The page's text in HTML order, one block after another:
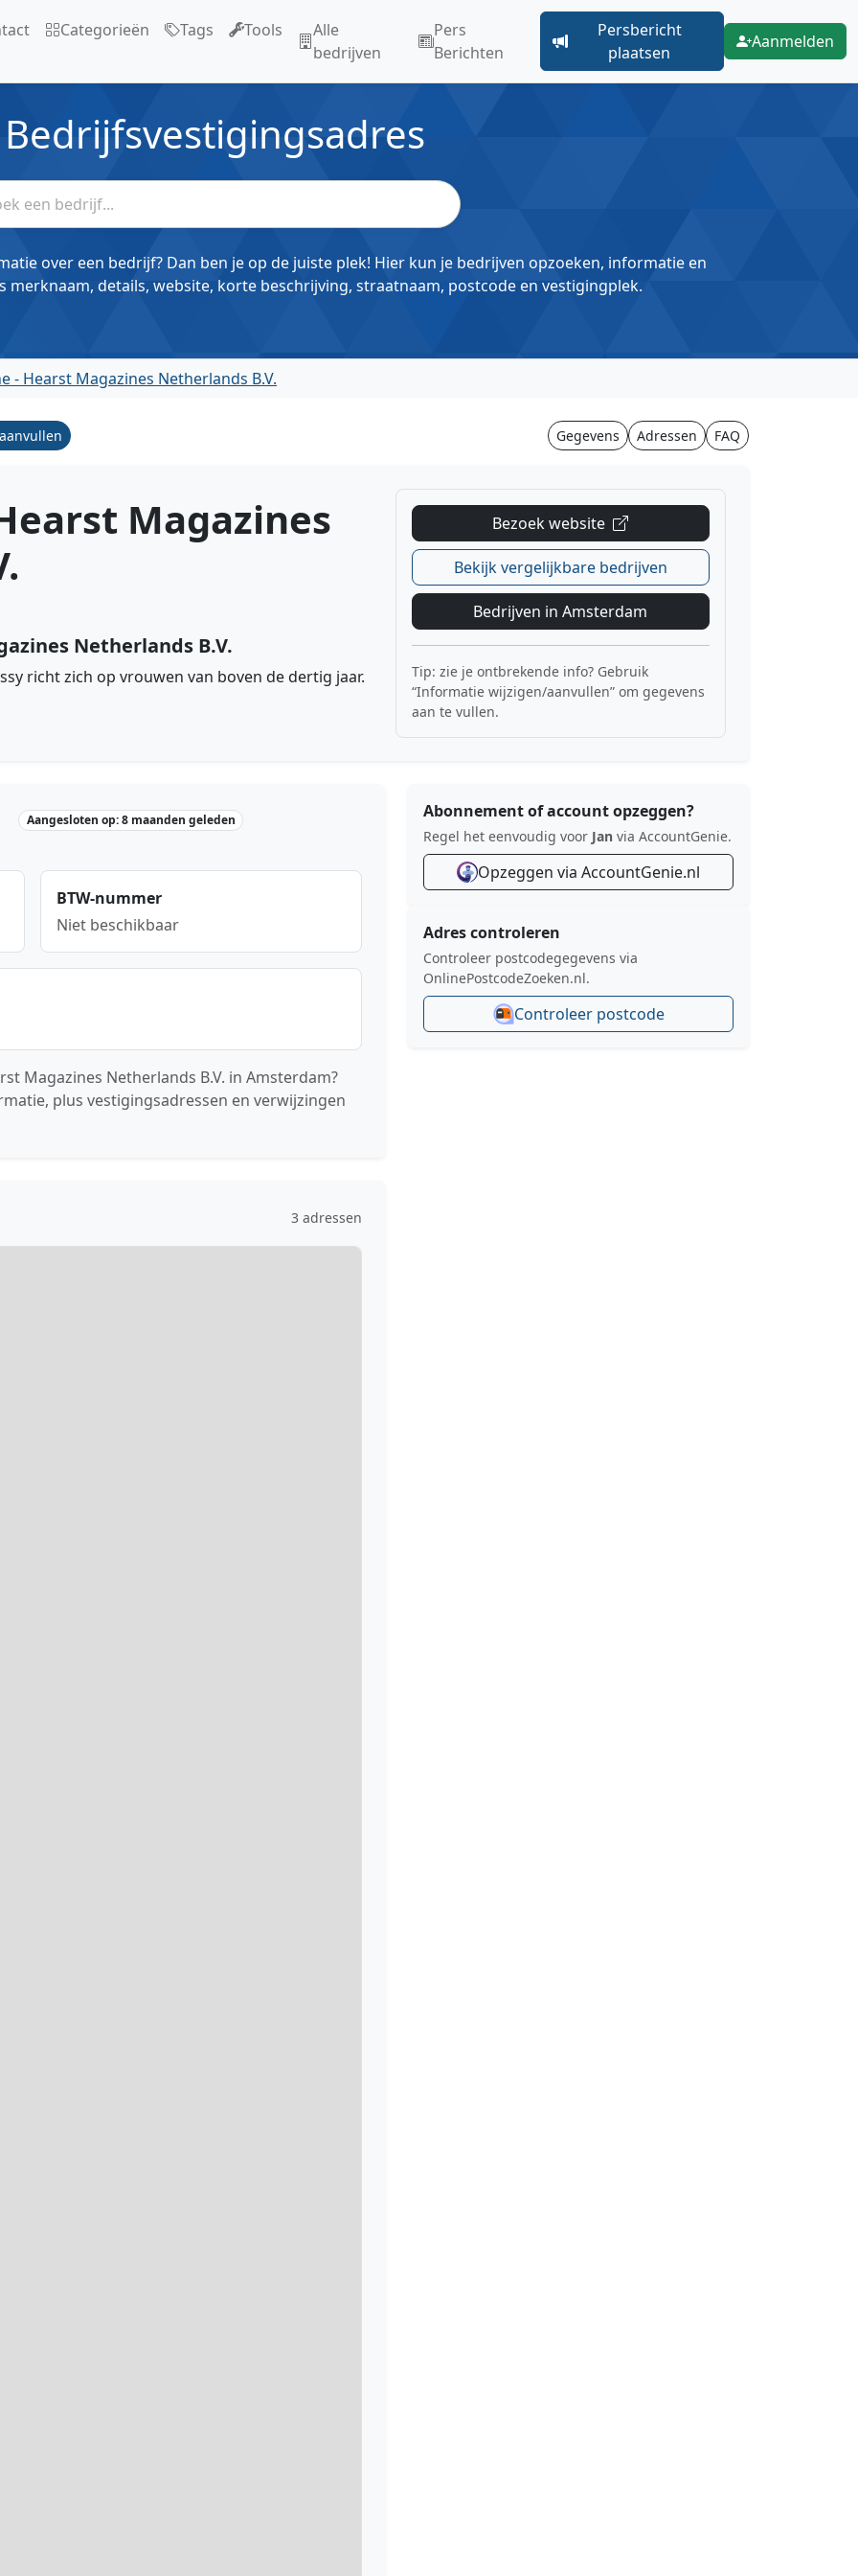
Categorieën Tags Tools
Alle
bedrijven
Pers
Berichten
Persbericht
plaatsen
Aanmelden
Bedrijfsvestigingsadres
over een bedrijf? Dan ben je op de juiste plek! Hier kun je bedrijven opzoeken, informatie en
merknaam, details, website, korte beschrijving, straatnaam, postcode en vestigingplek.
- Hearst Magazines Netherlands B.V.
Gegevens Adressen FAQ
Magazines
Netherlands B.V.
richt zich op vrouwen van boven de dertig jaar.
Bezoek website
Bekijk vergelijkbare bedrijven
Bedrijven in Amsterdam
Tip: zie je ontbrekende info? Gebruik
“Informatie wijzigen/aanvullen” om gegevens
aan te vullen.
Aangesloten op: 8 maanden geleden
BTW-nummer
Niet beschikbaar
Magazines Netherlands B.V. in Amsterdam?
plus vestigingsadressen en verwijzingen
3 adressen
Abonnement of account opzeggen?
Regel het eenvoudig voor Jan via AccountGenie.
Opzeggen via AccountGenie.nl
Adres controleren
Controleer postcodegegevens via
OnlinePostcodeZoeken.nl.
Controleer postcode